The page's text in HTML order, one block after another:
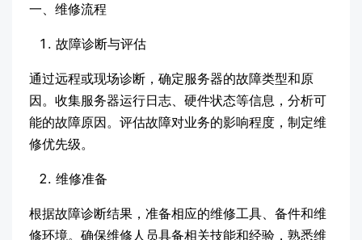
一、维修流程
故障诊断与评估
通过远程或现场诊断，确定服务器的故障类型和原
因。收集服务器运行日志、硬件状态等信息，分析可
能的故障原因。评估故障对业务的影响程度，制定维
修优先级。
维修准备
根据故障诊断结果，准备相应的维修工具、备件和维
修环境。确保维修人员具备相关技能和经验，熟悉维